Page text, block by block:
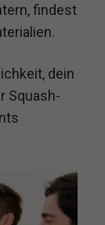
findest
dein
Squash-